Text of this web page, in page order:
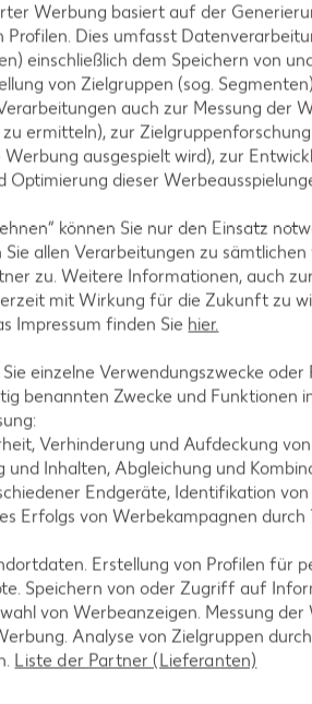
die Blätter abzupfen,
Basilikum mit einem
noch einmal aufschäumen
verfeinern, in Gläsern
Werbung basiert auf der
Dies umfasst
einschließlich dem Speichern von
von Zielgruppen (sog.
auch zur Messung der
ermitteln), zur
ausgespielt wird), zur
Optimierung dieser
können Sie nur den Einsatz
allen Verarbeitungen zu
zu. Weitere Informationen, auch
mit Wirkung für die Zukunft zu
Impressum finden Sie hier.
einzelne Verwendungszwecke
benannten Zwecke und Funktionen
Verhinderung und Aufdeckung
und Inhalten, Abgleichung und
Endgeräte, Identifikation
Erfolgs von Werbekampagnen durch
Erstellung von Profilen für
Speichern von oder Zugriff auf
von Werbeanzeigen. Messung
Analyse von Zielgruppen
Liste der Partner (Lieferanten)